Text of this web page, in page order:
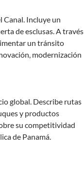
Canal. Incluye un
de esclusas. A través
un tránsito
modernización
global. Describe rutas
y productos
su competitividad
de Panamá.